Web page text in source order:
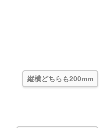
縦横どちらも200mm